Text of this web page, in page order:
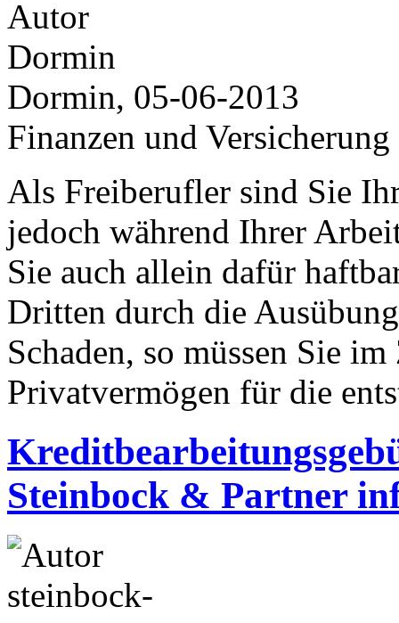
Dormin, 05-06-2013
Finanzen und Versicherung
Als Freiberufler sind Sie
jedoch während Ihrer
Sie auch allein dafür
Dritten durch die
Schaden, so müssen Sie
Privatvermögen für die
Steinbock & Partner